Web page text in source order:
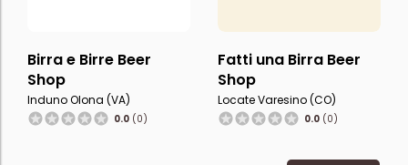
Birra e Birre Beer
Shop
Induno Olona (VA)
0.0 (0)
Fatti una Birra Beer
Shop
Locate Varesino (CO)
0.0 (0)